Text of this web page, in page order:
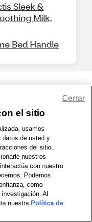
Sleek &
Milk,
Bed Handle
de Uso | Accesibilidad
| Mapa del sitio
2026 CVS.com
el sitio
usamos
datos de usted y
del sitio.
nuestros
con nuestro
Podemos
como
Al
nuestra Política de
Cerrar